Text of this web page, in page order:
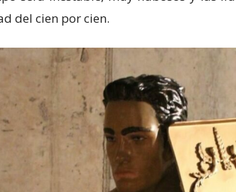
del cien por cien.